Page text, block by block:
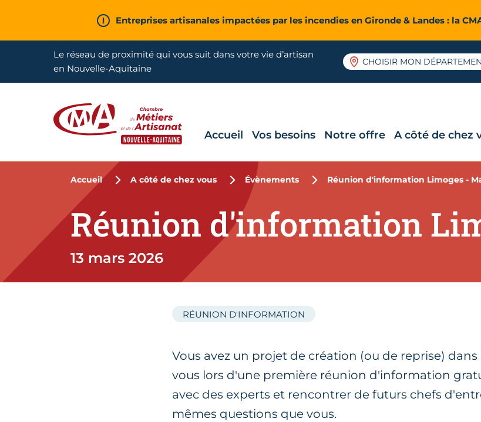
Entreprises artisanales impactées par les incendies en Gironde & Landes : la
Le réseau de proximité qui vous suit dans votre vie d’artisan
en Nouvelle-Aquitaine
CHOISIR MON
Accueil Vos besoins Notre offre A côté de chez
Accueil A côté de chez vous Évènements Réunion d'information Limoges -
Réunion d'information
13 mars 2026
RÉUNION D'INFORMATION
Vous avez un projet de création (ou de reprise)
vous lors d'une première réunion d'information
avec des experts et rencontrer de futurs chefs
mêmes questions que vous.